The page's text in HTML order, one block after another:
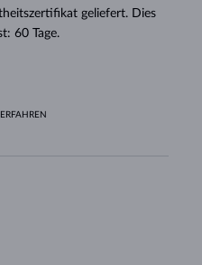
geliefert. Dies
60 Tage.
ERFAHREN